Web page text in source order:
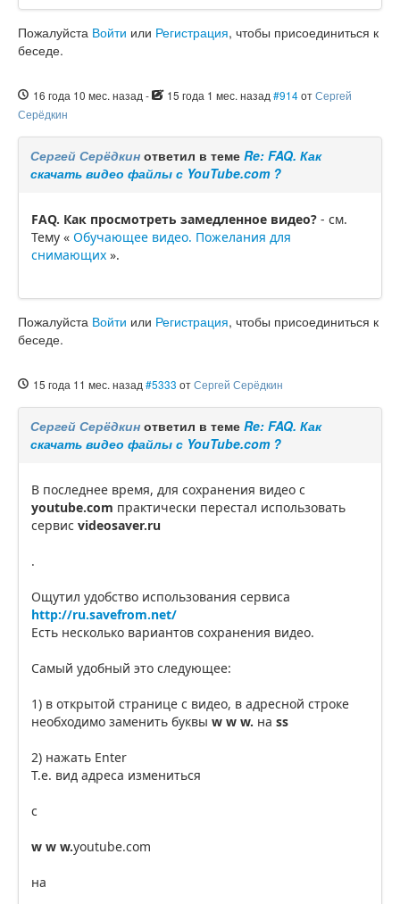
Пожалуйста Войти или Регистрация, чтобы присоединиться к
беседе.
16 года 10 мес. назад - 15 года 1 мес. назад #914отСергей
Серёдкин
Сергей Серёдкин ответил в теме Re: FAQ. Как
скачать видео файлы с YouTube.com ?
FAQ. Как просмотреть замедленное видео? - см.
Тему « Обучающее видео. Пожелания для
снимающих ».
Пожалуйста Войти или Регистрация, чтобы присоединиться к
беседе.
15 года 11 мес. назад #5333 отСергей Серёдкин
Сергей Серёдкин ответил в теме Re: FAQ. Как
скачать видео файлы с YouTube.com ?
В последнее время, для сохранения видео с
youtube.com практически перестал использовать
сервис videosaver.ru
.
Ощутил удобство использования сервиса
http://ru.savefrom.net/
Есть несколько вариантов сохранения видео.
Самый удобный это следующее:
1) в открытой странице с видео, в адресной строке
необходимо заменить буквы w w w. на ss
2) нажать Enter
Т.е. вид адреса измениться
с
w w w.youtube.com
на